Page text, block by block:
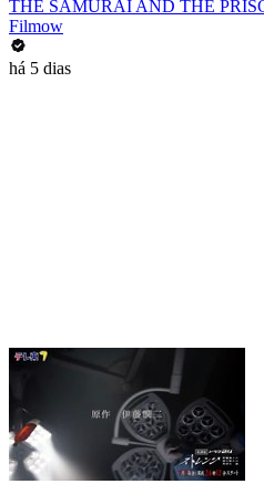
THE SAMURAI AND THE
Filmow
há 5 dias